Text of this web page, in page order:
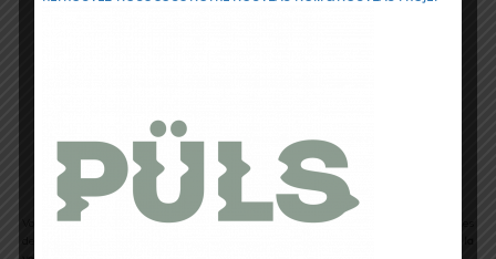
3D Dots et Flat Dots sous le pied
Vous retrouvez ensuite cette mêmecombinaisonle long du